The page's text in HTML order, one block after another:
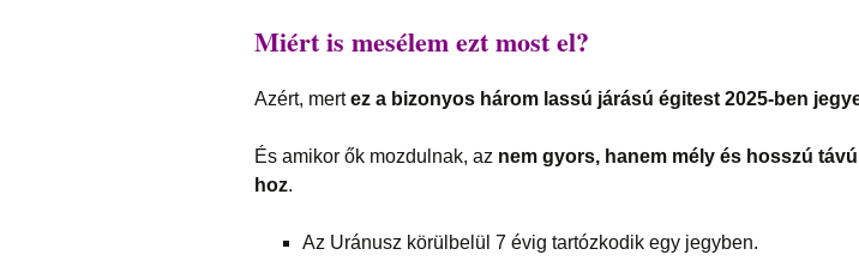
Miért is mesélem ezt most el?
Azért, mertez a bizonyos három lassú járású égitest 2025-ben
És amikor ők mozdulnak, az nem gyors, hanem mély és hosszú
hoz.
Az Uránusz körülbelül 7 évig tartózkodik egy jegyben.